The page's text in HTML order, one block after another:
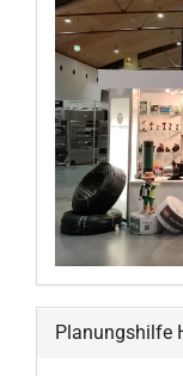
Planungshilfe